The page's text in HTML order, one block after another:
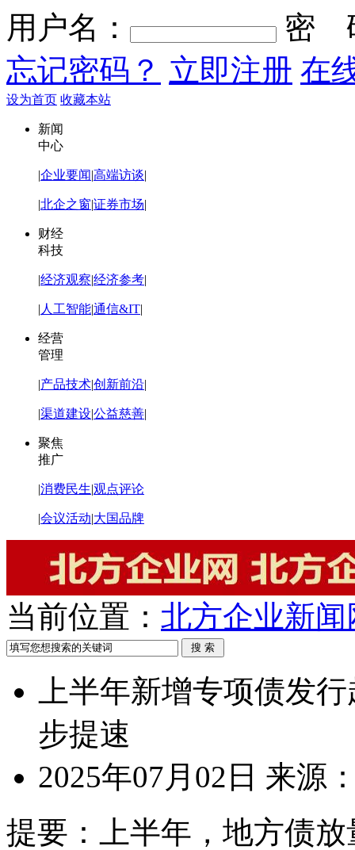
用户名：
密
忘记密码？ 立即注册 在
设为首页 收藏本站
新闻
中心
|企业要闻|高端访谈|
|北企之窗|证券市场|
财经
科技
|经济观察|经济参考|
| 人工智能|通信&IT|
经营
管理
|产品技术|创新前沿|
|渠道建设|公益慈善|
聚焦
推广
|消费民生|观点评论
|会议活动|大国品牌
当前位置： 北方企业新闻
上半年新增专项债发
步提速
2025年07月02日 来源
提要：
上半年，地方债